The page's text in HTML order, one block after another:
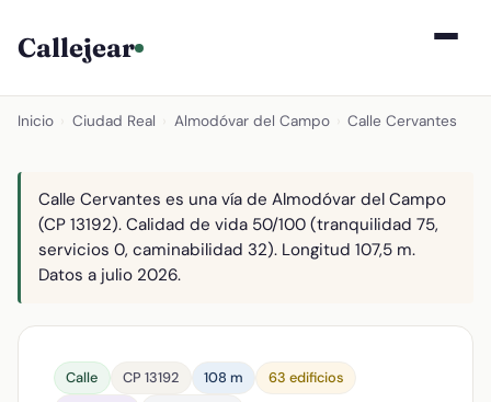
Callejear
Inicio Ciudad Real Almodóvar del Campo Calle Cervantes
Calle Cervantes es una vía de Almodóvar del Campo
(CP 13192). Calidad de vida 50/100 (tranquilidad 75,
servicios 0, caminabilidad 32). Longitud 107,5 m.
Datos a julio 2026.
Calle CP 13192 108 m
63 edificios